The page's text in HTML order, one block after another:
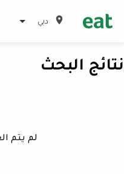
دبي
نتائج البحث
لم يتم